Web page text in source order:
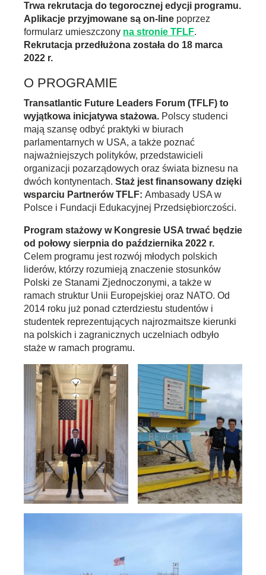
Trwa rekrutacja do tegorocznej edycji programu.
Aplikacje przyjmowane są on-line poprzez
formularz umieszczony na stronie TFLF.
Rekrutacja przedłużona została do 18 marca
2022 r.
O PROGRAMIE
Transatlantic Future Leaders Forum (TFLF) to
wyjątkowa inicjatywa stażowa. Polscy studenci
mają szansę odbyć praktyki w biurach
parlamentarnych w USA, a także poznać
najważniejszych polityków, przedstawicieli
organizacji pozarządowych oraz świata biznesu na
dwóch kontynentach. Staż jest finansowany dzięki
wsparciu Partnerów TFLF: Ambasady USA w
Polsce i Fundacji Edukacyjnej Przedsiębiorczości.
Program stażowy w Kongresie USA trwać będzie
od połowy sierpnia do października 2022 r.
Celem programu jest rozwój młodych polskich
liderów, którzy rozumieją znaczenie stosunków
Polski ze Stanami Zjednoczonymi, a także w
ramach struktur Unii Europejskiej oraz NATO. Od
2014 roku już ponad czterdziestu studentów i
studentek reprezentujących najrozmaitsze kierunki
na polskich i zagranicznych uczelniach odbyło
staże w ramach programu.